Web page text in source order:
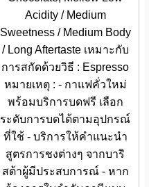
Acidity / Medium
Sweetness / Medium Body
/ Long Aftertaste เหมาะกับ
การสกัดด้วยวิธี : Espresso
หมายเหตุ : - กาแฟคั่วใหม่
พร้อมบริการบดฟรี เลือก
ระดับการบดได้ตามอุปกรณ์
ที่ใช้ - บริการให้คำแนะนำ
สูตรการชงต่างๆ จากบาริ
สต้าผู้มีประสบการณ์ - หาก